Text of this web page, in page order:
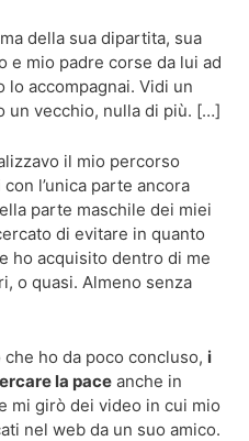
della sua dipartita, sua
e mio padre corse da lui ad
lo accompagnai. Vidi un
un vecchio, nulla di più. […]
il mio percorso
l’unica parte ancora
parte maschile dei miei
di evitare in quanto
ho acquisito dentro di me
o quasi. Almeno senza
ho da poco concluso, i
la pace anche in
mi girò dei video in cui mio
nel web da un suo amico.